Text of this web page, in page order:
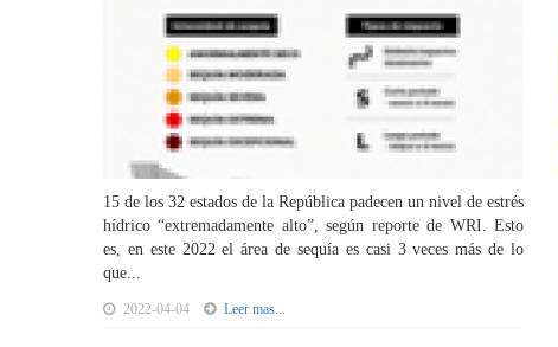
15 de los 32 estados de la República padecen un nivel de estrés
hídrico “extremadamente alto”, según reporte de WRI. Esto
es, en este 2022 el área de sequía es casi 3 veces más de lo
que...
2022-04-04 Leer mas...